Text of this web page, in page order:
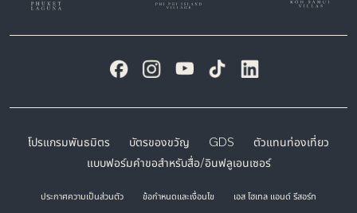
โปรแกรมพันธมิตร บัตรของขวัญ GDS
ตัวแทนท่องเที่ยว
แบบฟอร์มคำขอสำหรับสื่อ/อินฟลูเอนเซอร์
ประกาศความเป็นส่วนตัว ข้อกำหนดและเงื่อนไข เอส โฮเทล แอนด์ รีสอร์ท